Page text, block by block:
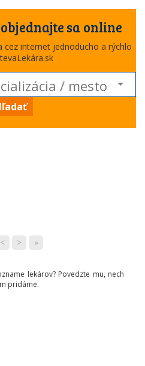
sa online
internet jednoducho a rýchlo
< > »
lekárov? Povedzte mu, nech
pridáme.